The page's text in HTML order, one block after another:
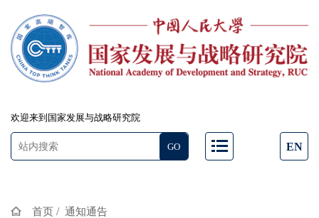
欢迎来到国家发展与战略研究院
EN
首页 / 通知通告